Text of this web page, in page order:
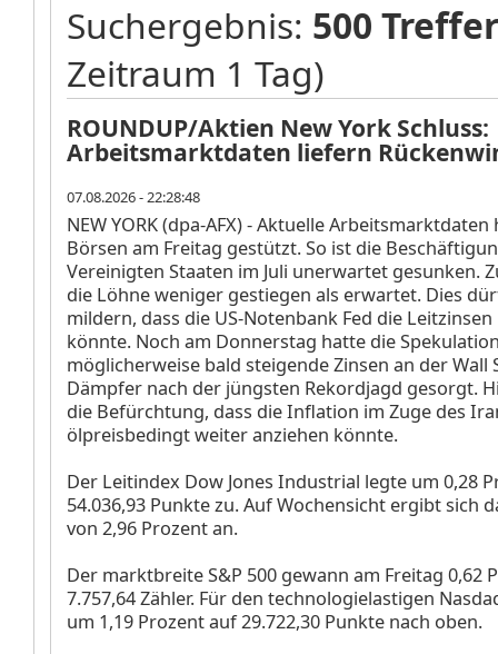
Suchergebnis: 500 Treffer
Zeitraum 1 Tag)
ROUNDUP/Aktien New York Schluss:
Arbeitsmarktdaten liefern
07.08.2026 - 22:28:48
NEW YORK (dpa-AFX) - Aktuelle Arbeitsmarktdaten
Börsen am Freitag gestützt. So ist die
Vereinigten Staaten im Juli unerwartet gesunken.
die Löhne weniger gestiegen als erwartet. Dies
mildern, dass die US-Notenbank Fed die
könnte. Noch am Donnerstag hatte die
möglicherweise bald steigende Zinsen an der Wall
Dämpfer nach der jüngsten Rekordjagd gesorgt.
die Befürchtung, dass die Inflation im Zuge des
ölpreisbedingt weiter anziehen könnte.
Der Leitindex Dow Jones Industrial legte um 0,28
54.036,93 Punkte zu. Auf Wochensicht ergibt sich
von 2,96 Prozent an.
Der marktbreite S&P 500 gewann am Freitag 0,62
7.757,64 Zähler. Für den technologielastigen
um 1,19 Prozent auf 29.722,30 Punkte nach oben.